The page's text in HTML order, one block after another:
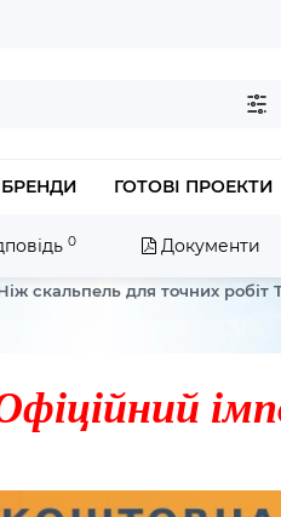
БРЕНДИ ГОТОВІ ПРОЕКТИ
0 Документи
скальпель для точних робіт